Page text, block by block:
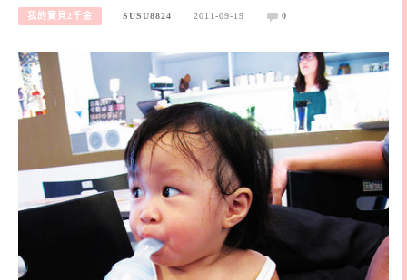
我的寶貝2千金 SUSU8824 2011-09-19 0